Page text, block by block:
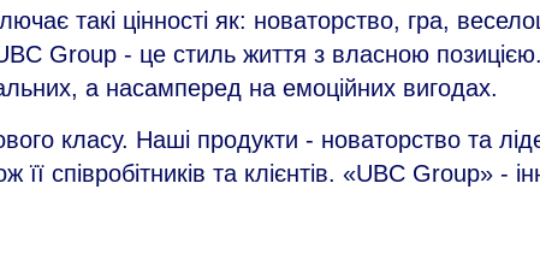
такі цінності як: новаторство, гра,
Group - це стиль життя з власною
а насамперед на емоційних вигодах.
класу. Наші продукти - новаторство та
її співробітників та клієнтів. «UBC Group» -